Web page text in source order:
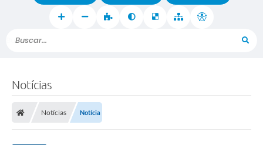
Buscar...
Notícias
Notícias Notícia